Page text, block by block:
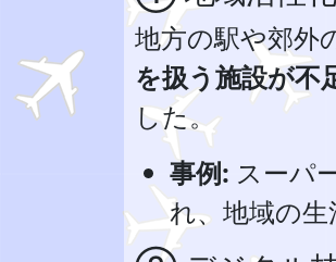
地方の駅や郊外
を扱う施設が不
した。
事例: スーパ
れ、地域の生